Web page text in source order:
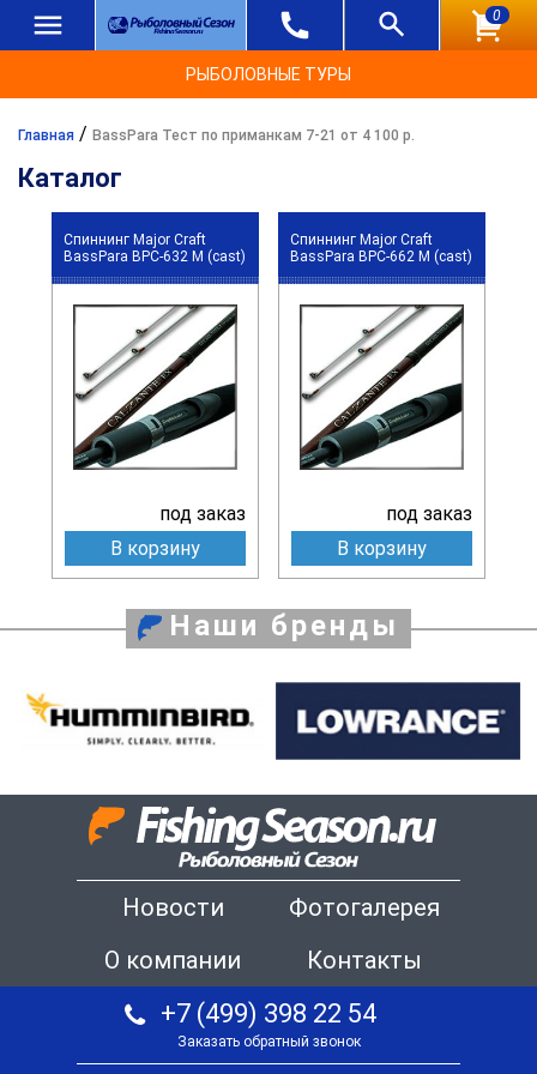
0
РЫБОЛОВНЫЕ ТУРЫ
Главная / BassPara Тест по приманкам 7-21 от 4 100 р.
Каталог
Спиннинг Major Craft
BassPara BPC-632 M (cast)
под заказ
В корзину
Спиннинг Major Craft
BassPara BPC-662 M (cast)
под заказ
В корзину
Наши бренды
Новости
Фотогалерея
О компании
Контакты
+7 (499) 398 22 54
Заказать обратный звонок